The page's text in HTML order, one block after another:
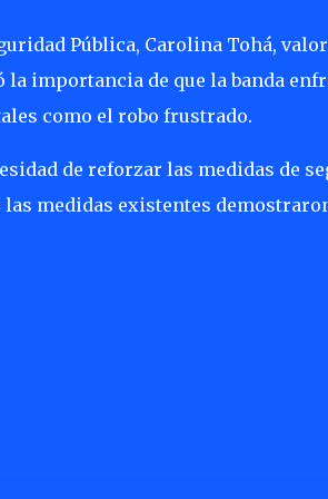
Pública, Carolina Tohá,
la importancia de que la banda
como el robo frustrado.
de reforzar las medidas de
medidas existentes